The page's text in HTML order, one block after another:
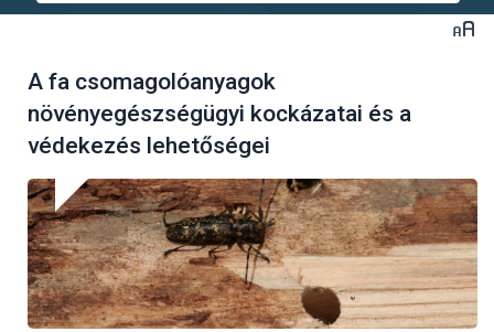
A fa csomagolóanyagok
növényegészségügyi kockázatai és a
védekezés lehetőségei